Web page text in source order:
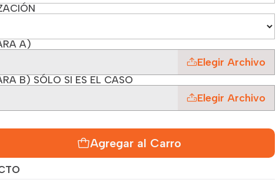
A)
Elegir Archivo
B) SÓLO SI ES EL CASO
Elegir Archivo
Agregar al Carro